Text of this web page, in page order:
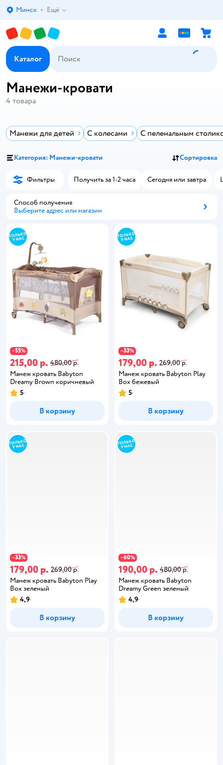
Выбор адреса доставки.
Минск Ещё
Каталог
Манежи-кровати
4 товара
Манежи для детей С колесами С пеленальным
Категория: Манежи-кровати Сортировка
Фильтры Получить за 1-2 часа Сегодня или завтра
Способ получения
Выберите адрес или магазин
−55%
215,00 р. 480,00 р.
Манеж кровать Babyton
Dreamy Brown коричневый
5
В корзину
−33%
179,00 р. 269,00 р.
Манеж кровать Babyton Play
Box бежевый
5
В корзину
−33%
179,00 р. 269,00 р.
Манеж кровать Babyton Play
Box зеленый
4,9
В корзину
−60%
190,00 р. 480,00 р.
Манеж кровать Babyton
Dreamy Green зеленый
4,9
В корзину